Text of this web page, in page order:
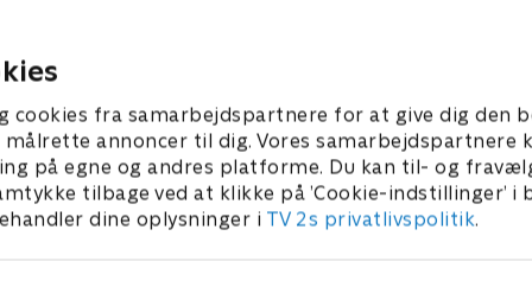
cookies fra samarbejdspartnere for at give dig den
annoncer til dig. Vores samarbejdspartnere
på egne og andres platforme. Du kan til- og
tilbage ved at klikke på ’Cookie-indstillinger’ i
dine oplysninger i TV 2s privatlivspolitik.
at rekruttere Shapur.
• 54 min